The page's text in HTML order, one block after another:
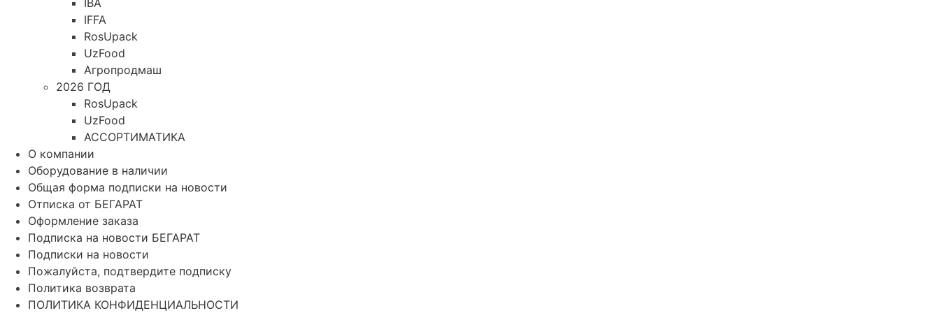
IFFA
RosUpack
UzFood
Агропродмаш
2026 ГОД
RosUpack
UzFood
АССОРТИМАТИКА
О компании
Оборудование в наличии
Общая форма подписки на новости
Отписка от БЕГАРАТ
Оформление заказа
Подписка на новости БЕГАРАТ
Подписки на новости
Пожалуйста, подтвердите подписку
Политика возврата
ПОЛИТИКА КОНФИДЕНЦИАЛЬНОСТИ